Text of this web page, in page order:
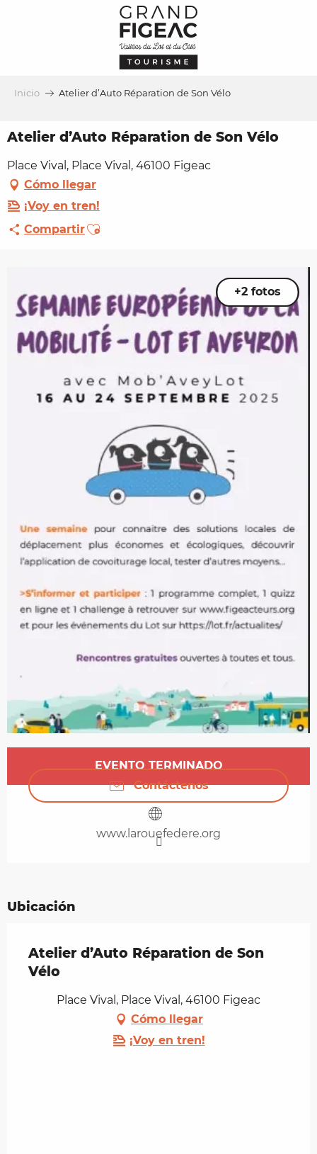
Inicio Atelier d’Auto Réparation de Son Vélo
Atelier d’Auto Réparation de Son Vélo
Place Vival, Place Vival, 46100 Figeac
Cómo llegar
¡Voy en tren!
CompartirAjouter aux favoris
+2 fotos
Horarios y datos de contacto
EVENTO TERMINADO
Contáctenos
www.larouefedere.org
Ubicación
Atelier d’Auto Réparation de Son
Vélo
Place Vival, Place Vival, 46100 Figeac
Cómo llegar
¡Voy en tren!